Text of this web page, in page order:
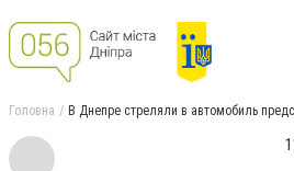
Головна В Днепре стреляли в автомобиль